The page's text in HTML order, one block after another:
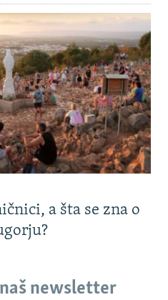
a šta se zna o
newsletter